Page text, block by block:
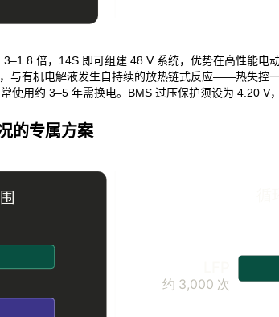
倍，14S 即可组建 48 V 系统，优势在高性能电
与有机电解液发生自持续的放热链式反应——热失控
使用约 3–5 年需换电。BMS 过压保护须设为 4.20 V
的专属方案